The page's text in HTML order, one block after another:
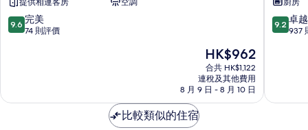
31
雅
辰
9.6
分
完
9.6 完美
74 則評價
現
售
HK$962
HK$962
合共 HK$1,122
連稅及其他費用
8 月 9 日 - 8 月 10 日
匯
酒
店
市
9.2
分
卓
9.2 卓越
937
比較類似的住宿